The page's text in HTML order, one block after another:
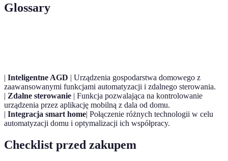
Glossary
| Inteligentne AGD | Urządzenia gospodarstwa domowego z
zaawansowanymi funkcjami automatyzacji i zdalnego sterowania.
| Zdalne sterowanie | Funkcja pozwalająca na kontrolowanie
urządzenia przez aplikację mobilną z dala od domu.
| Integracja smart home| Połączenie różnych technologii w celu
automatyzacji domu i optymalizacji ich współpracy.
Checklist przed zakupem